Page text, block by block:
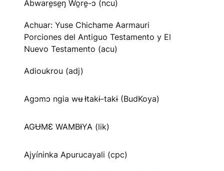
Abware̱se̱ŋ Wo̱re̱-ɔ (ncu)
Achuar: Yuse Chichame Aarmauri
Porciones del Antiguo Testamento y El
Nuevo Testamento (acu)
Adioukrou (adj)
Agɔmɔ ngia wʉ Ɨtakɨ-takɨ (BudKoya)
AGɄMƐ WAMBƗYA (lik)
Ajyíninka Apurucayali (cpc)